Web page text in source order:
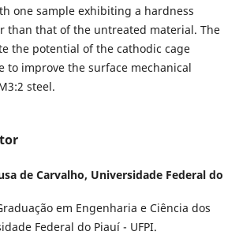
one sample exhibiting a hardness
than that of the untreated material. The
the potential of the cathodic cage
improve the surface mechanical
steel.
de Carvalho, Universidade Federal do
em Engenharia e Ciência dos
Federal do Piauí - UFPI.